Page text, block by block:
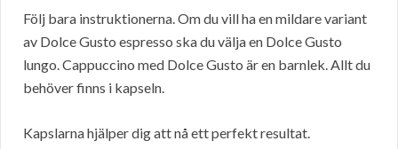
Följ bara instruktionerna. Om du vill ha en mildare variant
av Dolce Gusto espresso ska du välja en Dolce Gusto
lungo. Cappuccino med Dolce Gusto är en barnlek. Allt du
behöver finns i kapseln.
Kapslarna hjälper dig att nå ett perfekt resultat.